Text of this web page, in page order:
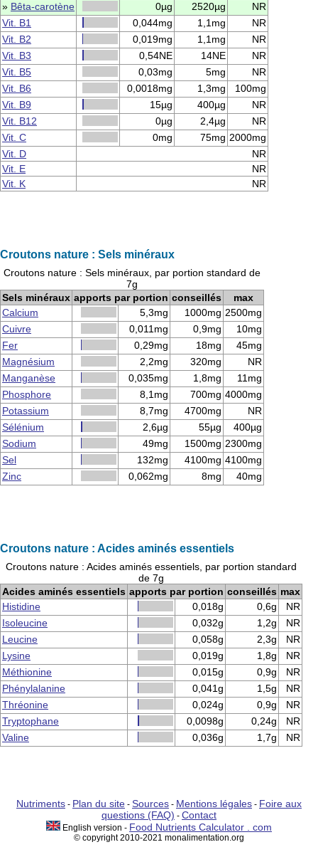
» Bêta-carotène 0µg 2520µg
NR
Vit. B1
0,044mg 1,1mg
NR
Vit. B2
0,019mg 1,1mg
NR
Vit. B3
0,54NE 14NE
NR
Vit. B5
0,03mg 5mg
NR
Vit. B6
0,0018mg 1,3mg
100mg
Vit. B9
15µg 400µg
NR
Vit. B12
0µg 2,4µg
NR
Vit. C
0mg 75mg 2000mg
Vit. D
NR
Vit. E
NR
Vit. K
NR
Croutons nature : Sels minéraux
Croutons nature : Sels minéraux, par portion standard de
7g
Sels minéraux apports par portion conseillés
max
Calcium
5,3mg 1000mg 2500mg
Cuivre
0,011mg 0,9mg
10mg
Fer
0,29mg 18mg
45mg
Magnésium
2,2mg 320mg
NR
Manganèse
0,035mg 1,8mg
11mg
Phosphore
8,1mg 700mg 4000mg
Potassium
8,7mg 4700mg
NR
Sélénium
2,6µg 55µg
400µg
Sodium
49mg 1500mg 2300mg
Sel
132mg 4100mg 4100mg
Zinc
0,062mg 8mg 40mg
Croutons nature : Acides aminés essentiels
Croutons nature : Acides aminés essentiels, par portion standard
de 7g
Acides aminés essentiels apports par portion conseillés max
Histidine
0,018g 0,6g
NR
Isoleucine
0,032g 1,2g
NR
Leucine
0,058g 2,3g
NR
Lysine
0,019g 1,8g
NR
Méthionine
0,015g 0,9g
NR
Phénylalanine
0,041g 1,5g
NR
Thréonine
0,024g 0,9g
NR
Tryptophane
0,0098g 0,24g
NR
Valine
0,036g 1,7g NR
Nutriments - Plan du site - Sources - Mentions légales - Foire aux
questions (FAQ) - Contact
English version - Food Nutrients Calculator . com
© copyright 2010-2021 monalimentation.org